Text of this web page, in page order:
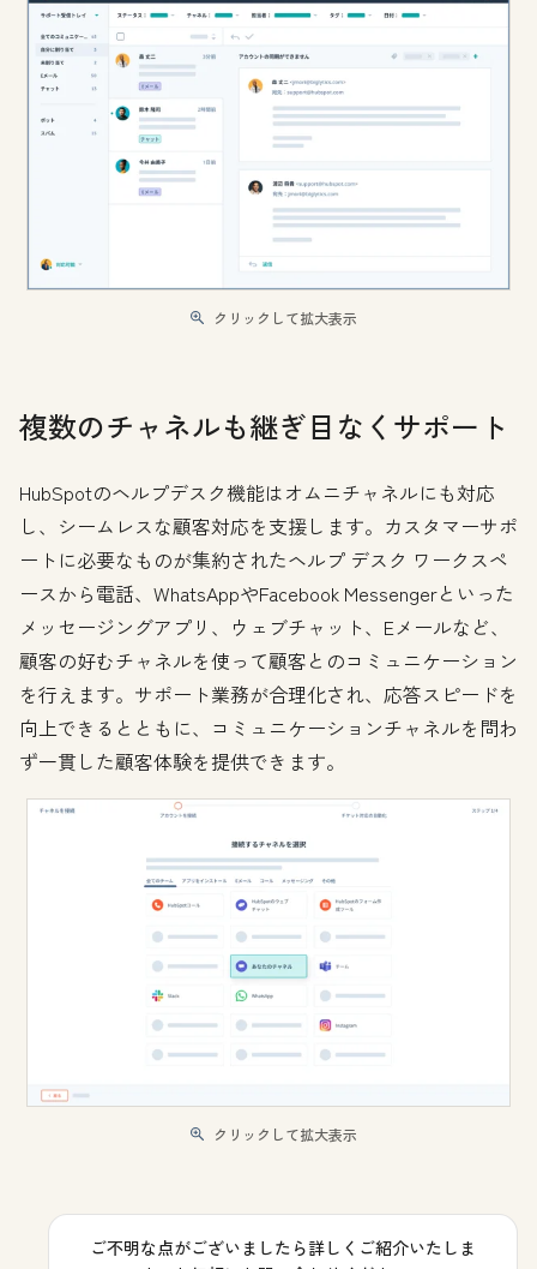
クリックして拡大表示
複数のチャネルも継ぎ目なくサポート
HubSpotのヘルプデスク機能はオムニチャネルにも対応
し、シームレスな顧客対応を支援します。カスタマーサポ
ートに必要なものが集約されたヘルプ デスク ワークスペ
ースから電話、WhatsAppやFacebook Messengerといった
メッセージングアプリ、ウェブチャット、Eメールなど、
顧客の好むチャネルを使って顧客とのコミュニケーション
を行えます。サポート業務が合理化され、応答スピードを
向上できるとともに、コミュニケーションチャネルを問わ
ず一貫した顧客体験を提供できます。
クリックして拡大表示
ご不明な点がございましたら詳しくご紹介いたしま